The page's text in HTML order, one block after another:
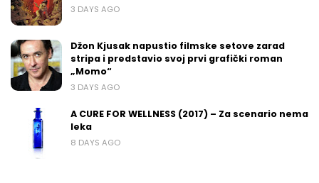
3 DAYS AGO
Džon Kjusak napustio filmske setove zarad
stripa i predstavio svoj prvi grafički roman
„Momo“
3 DAYS AGO
A CURE FOR WELLNESS (2017) – Za scenario nema
leka
8 DAYS AGO